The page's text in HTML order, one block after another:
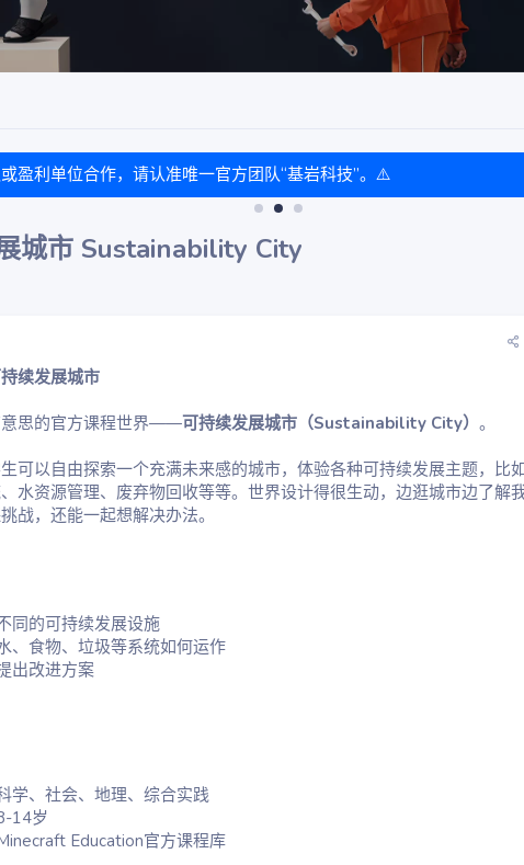
盈利单位合作，请认准唯一官方团队“基岩科技”。⚠️
城市 Sustainability City
续发展城市
意思的官方课程世界——可持续发展城市（Sustainability City） 。
可以自由探索一个充满未来感的城市，体验各种可持续发展主题，比
水资源管理、废弃物回收等等。世界设计得很生动，边逛城市边了解
战，还能一起想解决办法。
同的可持续发展设施
、食物、垃圾等系统如何运作
出改进方案
学、社会、地理、综合实践
14岁
Education官方课程库